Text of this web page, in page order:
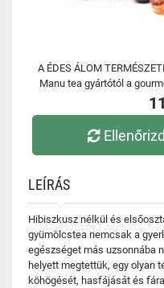
A ÉDES ÁLOM
Manu tea gyártótól a
LEÍRÁS
Hibiszkusz nélkül és
gyümölcstea nemcsak a
egészséget más uzsonnába
helyett megtettük, egy olyan
köhögését, hasfájását és